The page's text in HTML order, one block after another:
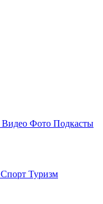
Видео Фото Подкасты
Спорт Туризм